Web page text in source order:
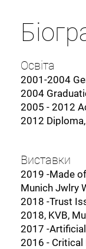
Освіта
2001-2004
2004
2005 - 2012
2012
Виставки
2019 -Made
Munich Jwlry
2018 -Trust
2018, KVB,
2017 -
2016 - Critical